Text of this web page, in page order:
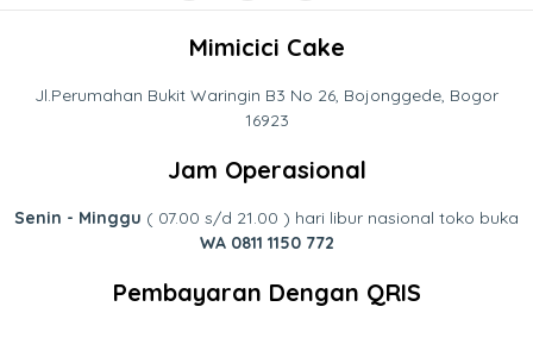
Mimicici Cake
Jl.Perumahan Bukit Waringin B3 No 26, Bojonggede, Bogor
16923
Jam Operasional
Senin - Minggu ( 07.00 s/d 21.00 ) hari libur nasional toko buka
WA 0811 1150 772
Pembayaran Dengan QRIS